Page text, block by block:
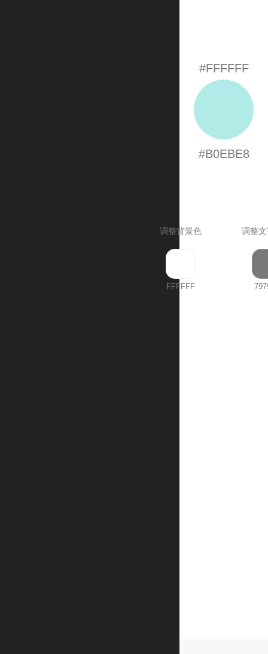
#FFFFFF
#B0EBE8
调整背景色 调整